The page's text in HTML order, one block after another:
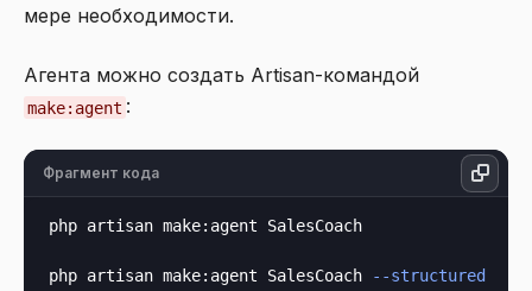
мере необходимости.
Агента можно создать Artisan-командой
make:agent :
Фрагмент кода
php artisan make:agent SalesCoach
php artisan make:agent SalesCoach --structured